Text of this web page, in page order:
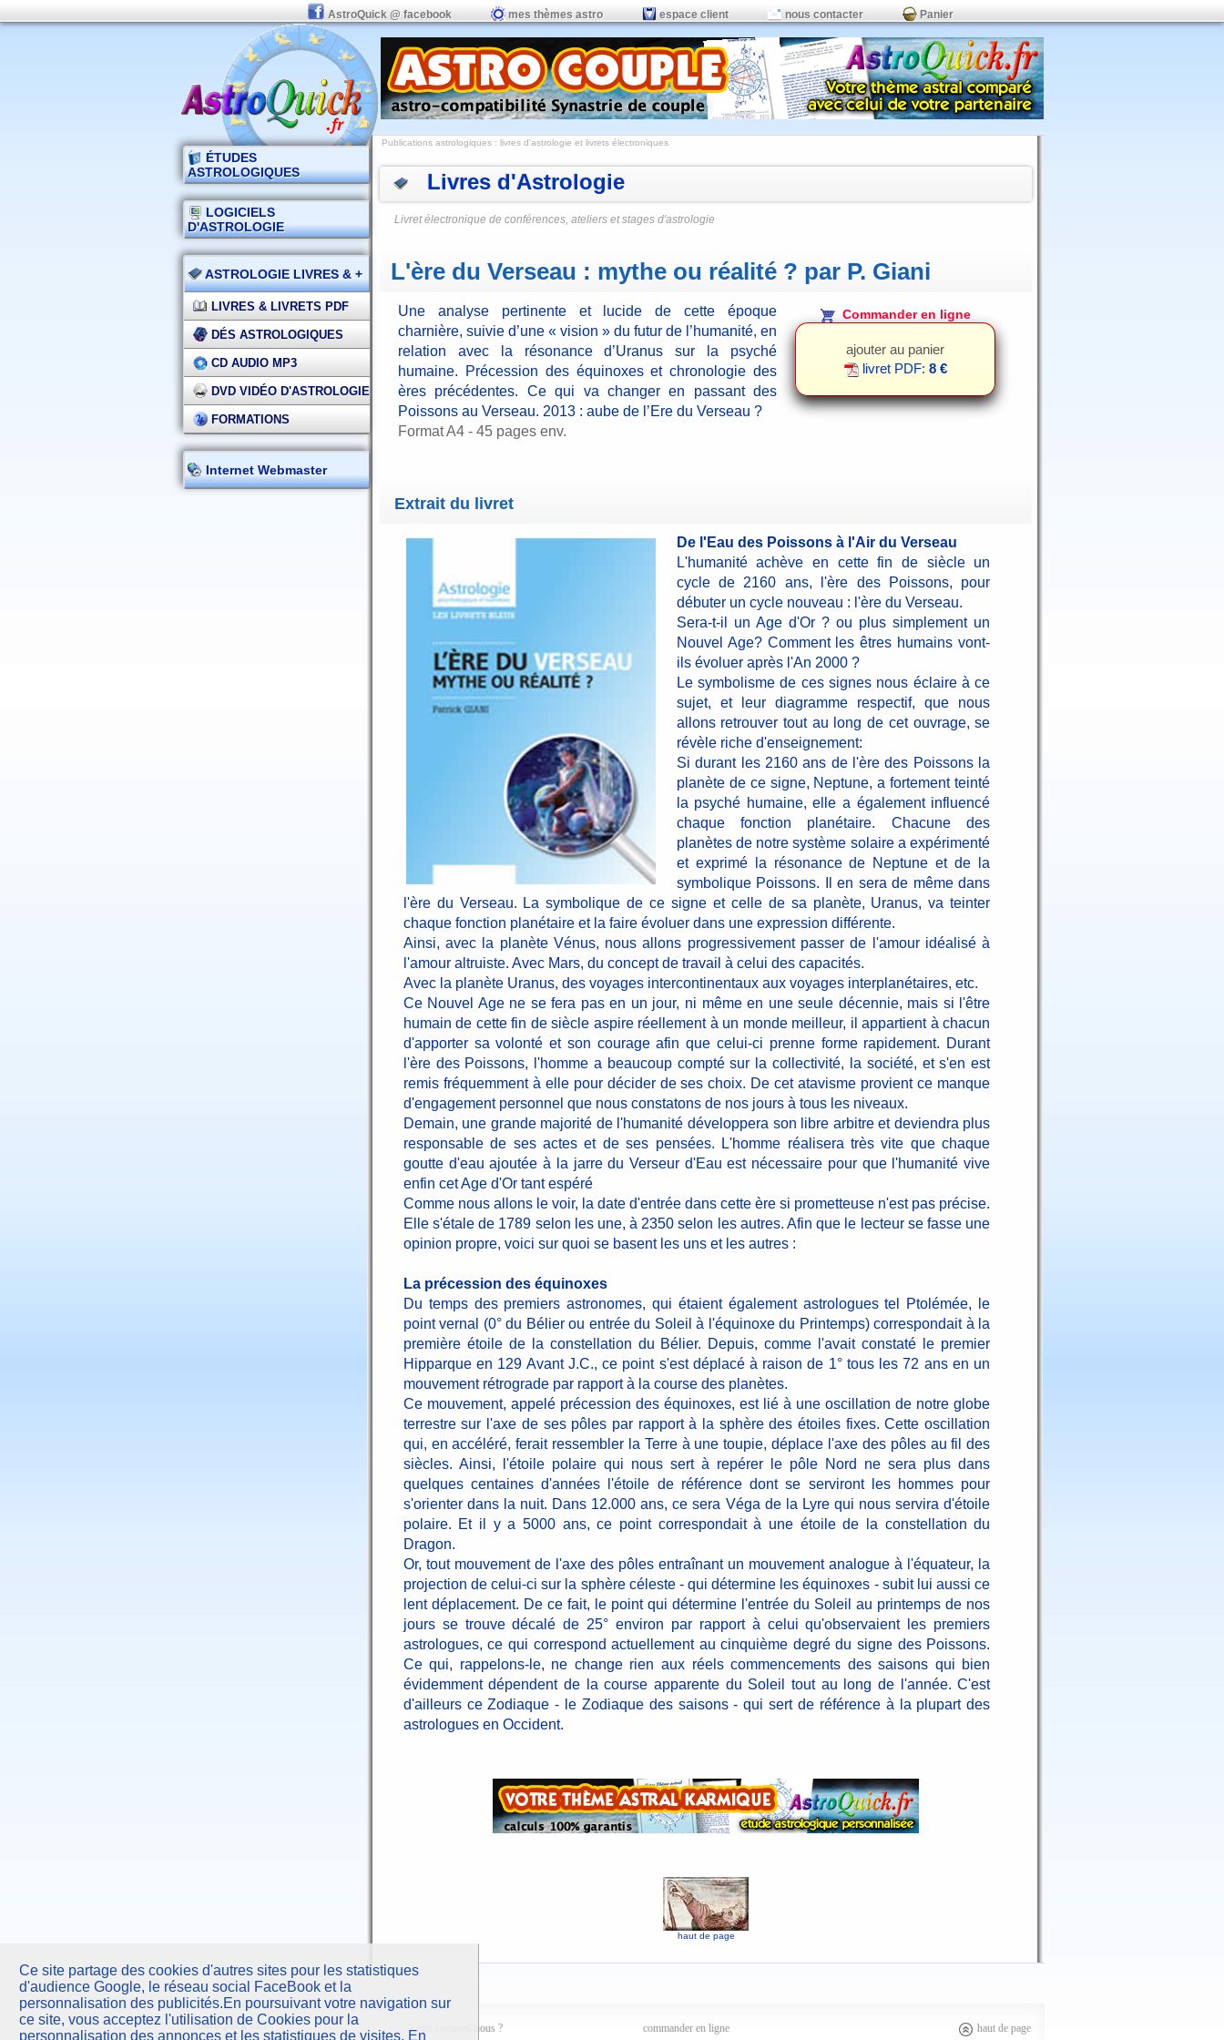
Ce site partage des cookies d'autres sites pour les statistiques
d'audience Google, le réseau social FaceBook et la
personnalisation des publicités.En poursuivant votre navigation sur
ce site, vous acceptez l'utilisation de Cookies pour la
personnalisation des annonces et les statistiques de visites. En
AstroQuick @ facebook mes thèmes astro espace client nous contacter Panier
ÉTUDES
ASTROLOGIQUES
LOGICIELS
D'ASTROLOGIE
ASTROLOGIE LIVRES & +
LIVRES & LIVRETS PDF
DÉS ASTROLOGIQUES
CD AUDIO MP3
DVD VIDÉO D'ASTROLOGIE
FORMATIONS
Internet Webmaster
Publications astrologiques : livres d'astrologie et livrets électroniques
Livres d'Astrologie
Livret électronique de conférences, ateliers et stages d'astrologie
L'ère du Verseau : mythe ou réalité ? par P. Giani
Commander en ligne
ajouter au panier
livret PDF: 8 €
Une analyse pertinente et lucide de cette époque
charnière, suivie d’une « vision » du futur de l’humanité, en
relation avec la résonance d’Uranus sur la psyché
humaine. Précession des équinoxes et chronologie des
ères précédentes. Ce qui va changer en passant des
Poissons au Verseau. 2013 : aube de l’Ere du Verseau ?
Format A4 - 45 pages env.
Extrait du livret
De l'Eau des Poissons à l'Air du Verseau
L'humanité achève en cette fin de siècle un
cycle de 2160 ans, l'ère des Poissons, pour
débuter un cycle nouveau : l'ère du Verseau.
Sera-t-il un Age d'Or ? ou plus simplement un
Nouvel Age? Comment les êtres humains vont-
ils évoluer après l'An 2000 ?
Le symbolisme de ces signes nous éclaire à ce
sujet, et leur diagramme respectif, que nous
allons retrouver tout au long de cet ouvrage, se
révèle riche d'enseignement:
Si durant les 2160 ans de l'ère des Poissons la
planète de ce signe, Neptune, a fortement teinté
la psyché humaine, elle a également influencé
chaque fonction planétaire. Chacune des
planètes de notre système solaire a expérimenté
et exprimé la résonance de Neptune et de la
symbolique Poissons. Il en sera de même dans
l'ère du Verseau. La symbolique de ce signe et celle de sa planète, Uranus, va teinter
chaque fonction planétaire et la faire évoluer dans une expression différente.
Ainsi, avec la planète Vénus, nous allons progressivement passer de l'amour idéalisé à
l'amour altruiste. Avec Mars, du concept de travail à celui des capacités.
Avec la planète Uranus, des voyages intercontinentaux aux voyages interplanétaires, etc.
Ce Nouvel Age ne se fera pas en un jour, ni même en une seule décennie, mais si l'être
humain de cette fin de siècle aspire réellement à un monde meilleur, il appartient à chacun
d'apporter sa volonté et son courage afin que celui-ci prenne forme rapidement. Durant
l'ère des Poissons, l'homme a beaucoup compté sur la collectivité, la société, et s'en est
remis fréquemment à elle pour décider de ses choix. De cet atavisme provient ce manque
d'engagement personnel que nous constatons de nos jours à tous les niveaux.
Demain, une grande majorité de l'humanité développera son libre arbitre et deviendra plus
responsable de ses actes et de ses pensées. L'homme réalisera très vite que chaque
goutte d'eau ajoutée à la jarre du Verseur d'Eau est nécessaire pour que l'humanité vive
enfin cet Age d'Or tant espéré
Comme nous allons le voir, la date d'entrée dans cette ère si prometteuse n'est pas précise.
Elle s'étale de 1789 selon les une, à 2350 selon les autres. Afin que le lecteur se fasse une
opinion propre, voici sur quoi se basent les uns et les autres :
La précession des équinoxes
Du temps des premiers astronomes, qui étaient également astrologues tel Ptolémée, le
point vernal (0° du Bélier ou entrée du Soleil à l'équinoxe du Printemps) correspondait à la
première étoile de la constellation du Bélier. Depuis, comme l'avait constaté le premier
Hipparque en 129 Avant J.C., ce point s'est déplacé à raison de 1° tous les 72 ans en un
mouvement rétrograde par rapport à la course des planètes.
Ce mouvement, appelé précession des équinoxes, est lié à une oscillation de notre globe
terrestre sur l'axe de ses pôles par rapport à la sphère des étoiles fixes. Cette oscillation
qui, en accéléré, ferait ressembler la Terre à une toupie, déplace l'axe des pôles au fil des
siècles. Ainsi, l'étoile polaire qui nous sert à repérer le pôle Nord ne sera plus dans
quelques centaines d'années l'étoile de référence dont se serviront les hommes pour
s'orienter dans la nuit. Dans 12.000 ans, ce sera Véga de la Lyre qui nous servira d'étoile
polaire. Et il y a 5000 ans, ce point correspondait à une étoile de la constellation du
Dragon.
Or, tout mouvement de l'axe des pôles entraînant un mouvement analogue à l'équateur, la
projection de celui-ci sur la sphère céleste - qui détermine les équinoxes - subit lui aussi ce
lent déplacement. De ce fait, le point qui détermine l'entrée du Soleil au printemps de nos
jours se trouve décalé de 25° environ par rapport à celui qu'observaient les premiers
astrologues, ce qui correspond actuellement au cinquième degré du signe des Poissons.
Ce qui, rappelons-le, ne change rien aux réels commencements des saisons qui bien
évidemment dépendent de la course apparente du Soleil tout au long de l'année. C'est
d'ailleurs ce Zodiaque - le Zodiaque des saisons - qui sert de référence à la plupart des
astrologues en Occident.
haut de page
AstroQuicksarl
qui sommes-nous ? commander en ligne haut de page